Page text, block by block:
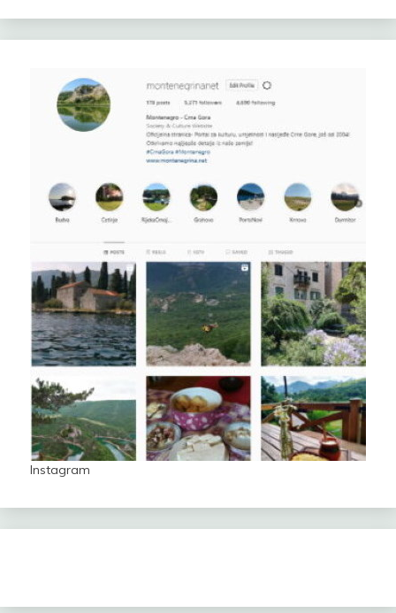
Instagram